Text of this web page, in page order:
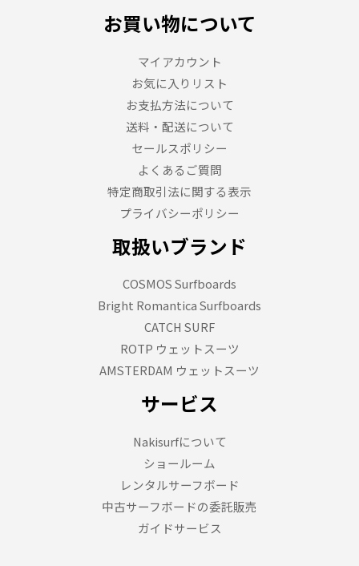
お買い物について
マイアカウント
お気に入りリスト
お支払方法について
送料・配送について
セールスポリシー
よくあるご質問
特定商取引法に関する表示
プライバシーポリシー
取扱いブランド
COSMOS Surfboards
Bright Romantica Surfboards
CATCH SURF
ROTP ウェットスーツ
AMSTERDAM ウェットスーツ
サービス
Nakisurfについて
ショールーム
レンタルサーフボード
中古サーフボードの委託販売
ガイドサービス